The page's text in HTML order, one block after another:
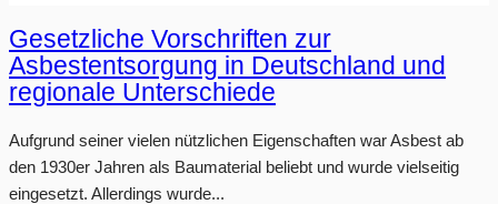
Gesetzliche Vorschriften zur
Asbestentsorgung in Deutschland und
regionale Unterschiede
Aufgrund seiner vielen nützlichen Eigenschaften war Asbest ab
den 1930er Jahren als Baumaterial beliebt und wurde vielseitig
eingesetzt. Allerdings wurde...